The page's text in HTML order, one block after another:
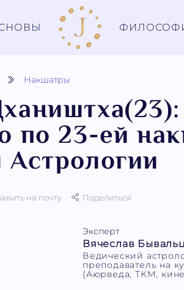
Накшатры
по 23-ей
на почту Поделиться
Эксперт
Вячеслав
Ведический
преподаватель на
(Аюрведа, ТКМ,